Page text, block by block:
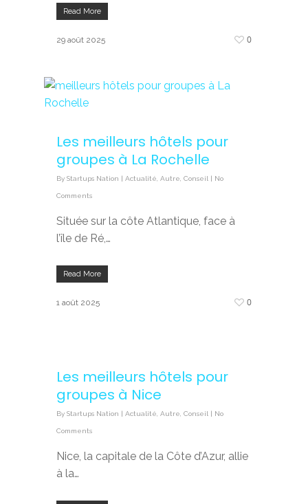
Read More
29 août 2025 0
Les meilleurs hôtels pour
groupes à La Rochelle
By Startups Nation | Actualité, Autre, Conseil | No
Comments
Située sur la côte Atlantique, face à
l’île de Ré,…
Read More
1 août 2025 0
Les meilleurs hôtels pour
groupes à Nice
By Startups Nation | Actualité, Autre, Conseil | No
Comments
Nice, la capitale de la Côte d’Azur, allie
à la…